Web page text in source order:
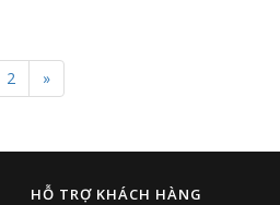
2 »
HỖ TRỢ KHÁCH HÀNG